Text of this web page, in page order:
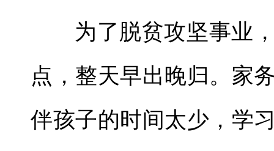
为了脱贫攻坚事业
点，整天早出晚归。家
伴孩子的时间太少，学